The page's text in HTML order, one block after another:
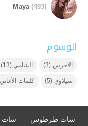
Maya (493)
الوسوم
الاخرس (3) الشامي (13)
سيلاوي (5) كلمات الأغاني
شات طرطوس شات